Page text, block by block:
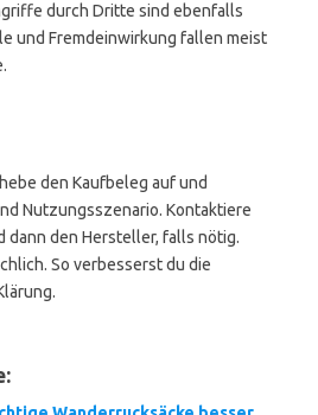
durch Dritte sind ebenfalls
und Fremdeinwirkung fallen meist
den Kaufbeleg auf und
Nutzungsszenario. Kontaktiere
dann den Hersteller, falls nötig.
So verbesserst du die